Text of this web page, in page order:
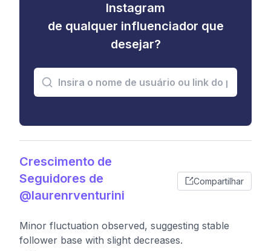
Instagram
de qualquer influenciador que
desejar?
Crescimento de
Seguidores de
@laurenrventurini
Compartilhar
Minor fluctuation observed, suggesting stable
follower base with slight decreases.